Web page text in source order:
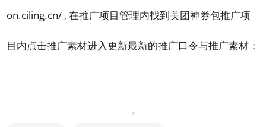
on.ciling.cn/ , 在推广项目管理内找到美团神券包推广项
目内点击推广素材进入更新最新的推广口令与推广素材；